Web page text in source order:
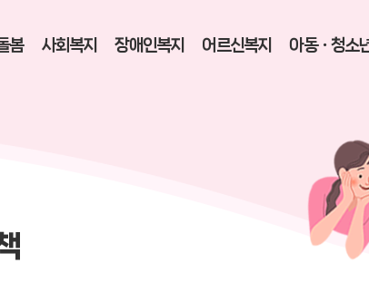
봄 사회복지 장애인복지 어르신복지 아동ㆍ청소